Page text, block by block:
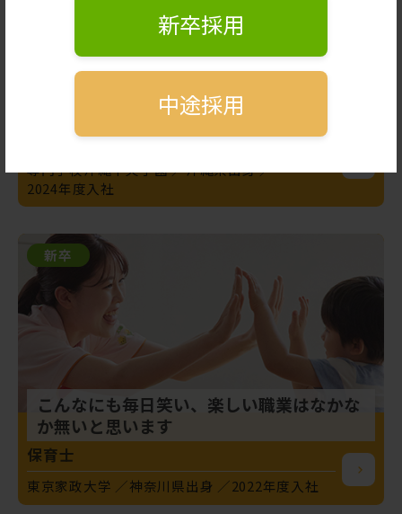
新卒採用
中途採用
保育士
専門学校沖縄中央学園
沖縄県出身
2024年度入社
新卒
こんなにも毎日笑い、楽しい職業はなかな
か無いと思います
保育士
東京家政大学 神奈川県出身 2022年度入社